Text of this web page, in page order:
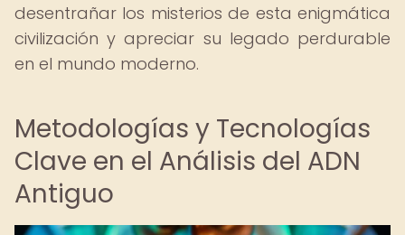
desentrañar los misterios de esta enigmática
civilización y apreciar su legado perdurable
en el mundo moderno.
Metodologías y Tecnologías
Clave en el Análisis del ADN
Antiguo